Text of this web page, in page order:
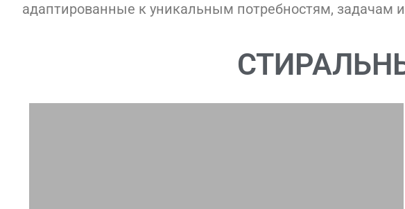
адаптированные к уникальным потребностям, задачам